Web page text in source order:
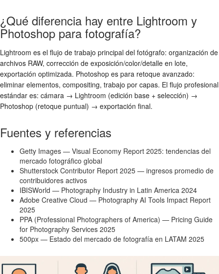
¿Qué diferencia hay entre Lightroom y
Photoshop para fotografía?
Lightroom es el flujo de trabajo principal del fotógrafo: organización de
archivos RAW, corrección de exposición/color/detalle en lote,
exportación optimizada. Photoshop es para retoque avanzado:
eliminar elementos, compositing, trabajo por capas. El flujo profesional
estándar es: cámara → Lightroom (edición base + selección) →
Photoshop (retoque puntual) → exportación final.
Fuentes y referencias
Getty Images — Visual Economy Report 2025: tendencias del
mercado fotográfico global
Shutterstock Contributor Report 2025 — ingresos promedio de
contribuidores activos
IBISWorld — Photography Industry in Latin America 2024
Adobe Creative Cloud — Photography AI Tools Impact Report
2025
PPA (Professional Photographers of America) — Pricing Guide
for Photography Services 2025
500px — Estado del mercado de fotografía en LATAM 2025